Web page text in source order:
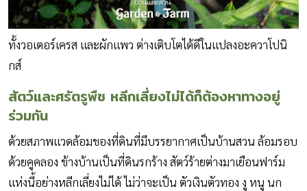
ทั้งวอเตอร์เครส และผักแพว ต่างเติบโตได้ดีในแปลงอะควาโปนิ
กส์
สัตว์และศรัตรูพืช หลีกเลี่ยงไม่ได้ก็ต้องหาทางอยู่
ร่วมกัน
ด้วยสภาพแวดล้อมของที่ดินที่มีบรรยากาศเป็นบ้านสวน ล้อมรอบ
ด้วยคูคลอง ข้างบ้านเป็นที่ดินรกร้าง สัตว์ร้ายต่างมาเยือนฟาร์ม
แห่งนี้อย่างหลีกเลี่ยงไม่ได้ ไม่ว่าจะเป็น ตัวเงินตัวทอง งู หนู นก